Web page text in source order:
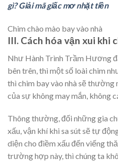
gì? Giải mã giấc mơ nhặt tiền
Chim chào mào bay vào nhà
III. Cách hóa vận xui khi
Như Hành Trình Trầm Hương
bên trên, thì một số loài chim
thì chim bay vào nhà sẽ thường
của sự không may mắn, không
Thông thường, đối những gia
xấu, vận khí khi sa sút sẽ tự
diện cho điềm xấu đến viếng
trường hợp này, thì chúng ta